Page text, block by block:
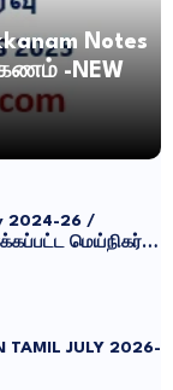
Notes
-NEW
2024-26 /
மெய்நிகர்
TAMIL JULY 2026-